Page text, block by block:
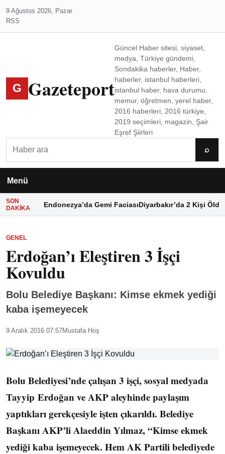
9 Ağustos 2026, Pazar
RSS
G Gazeteport
Güncel Haber sitesi, siyaset,
medya, Türkiye gündemi,
Sondakika haberler, Haber,
haberler, istanbul haberleri,
istanbul haber, hava durumu,
memur, öğretmen, yerel haber,
2016 haberleri, 2016 türkiye,
2019 seçimleri, magazin, Şair
Eşref Şiirleri
⌕
Menü
SON
DAKIKA
Endonezya’da Gemi FaciasıDiyarbakır’da 2 Kişi Öldü
GENEL
Erdoğan’ı Eleştiren 3 İşçi
Kovuldu
Bolu Belediye Başkanı: Kimse ekmek yediği
kaba işemeyecek
9 Aralık 2016 07:57Mustafa Hoş
Bolu Belediyesi’nde çalışan 3 işçi, sosyal medyada
Tayyip Erdoğan ve AKP aleyhinde paylaşım
yaptıkları gerekçesiyle işten çıkarıldı. Belediye
Başkanı AKP’li Alaeddin Yılmaz, “Kimse ekmek
yediği kaba işemeyecek. Hem AK Partili belediyede